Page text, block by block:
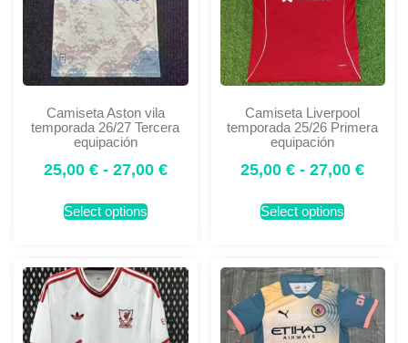
Camiseta Aston vila
temporada 26/27 Tercera
equipación
25,00 € - 27,00 €
Select options
Camiseta Liverpool
temporada 25/26 Primera
equipación
25,00€ - 27,00€
Select options